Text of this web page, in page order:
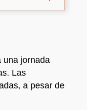
una jornada
Las
a pesar de